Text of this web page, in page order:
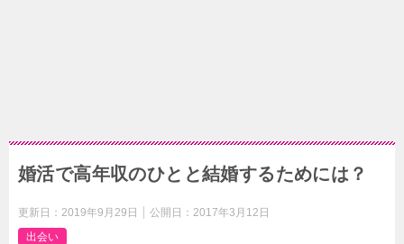
婚活で高年収のひとと結婚するためには？
更新日： 2019年9月29日 公開日： 2017年3月12日
出会い